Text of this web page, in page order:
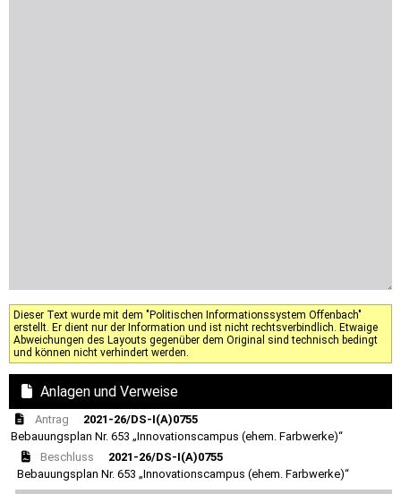
Dieser Text wurde mit dem "Politischen Informationssystem Offenbach"
erstellt. Er dient nur der Information und ist nicht rechtsverbindlich. Etwaige
Abweichungen des Layouts gegenüber dem Original sind technisch bedingt
und können nicht verhindert werden.
Anlagen und Verweise
Antrag
2021-26/DS-I(A)0755
Bebauungsplan Nr. 653 „Innovationscampus (ehem. Farbwerke)“
Beschluss
2021-26/DS-I(A)0755
Bebauungsplan Nr. 653 „Innovationscampus (ehem. Farbwerke)“